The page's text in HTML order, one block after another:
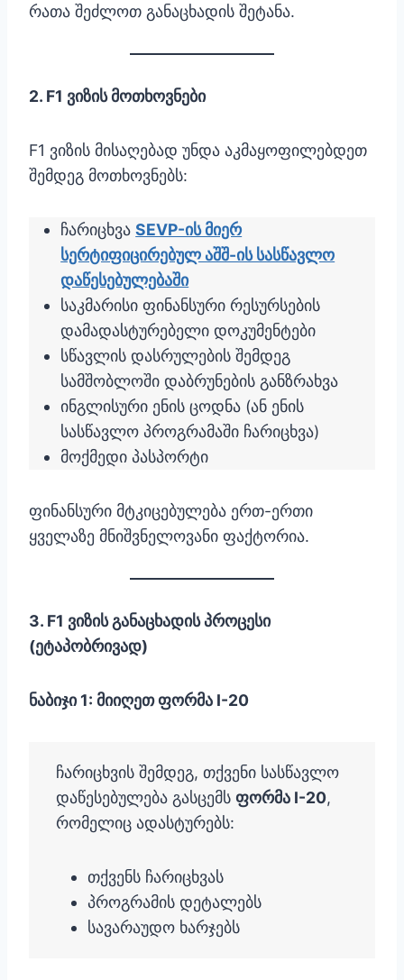
რათა შეძლოთ განაცხადის შეტანა.
2. F1 ვიზის მოთხოვნები
F1 ვიზის მისაღებად უნდა აკმაყოფილებდეთ
შემდეგ მოთხოვნებს:
ჩარიცხვაSEVP-ის მიერ
სერტიფიცირებულ აშშ-ის სასწავლო
დაწესებულებაში
საკმარისი ფინანსური რესურსების
დამადასტურებელი დოკუმენტები
სწავლის დასრულების შემდეგ
სამშობლოში დაბრუნების განზრახვა
ინგლისური ენის ცოდნა (ან ენის
სასწავლო პროგრამაში ჩარიცხვა)
მოქმედი პასპორტი
ფინანსური მტკიცებულება ერთ-ერთი
ყველაზე მნიშვნელოვანი ფაქტორია.
3. F1 ვიზის განაცხადის პროცესი
(ეტაპობრივად)
ნაბიჯი 1: მიიღეთ ფორმა I-20
ჩარიცხვის შემდეგ, თქვენი სასწავლო
დაწესებულება გასცემს ფორმა I-20,
რომელიც ადასტურებს:
თქვენს ჩარიცხვას
პროგრამის დეტალებს
სავარაუდო ხარჯებს